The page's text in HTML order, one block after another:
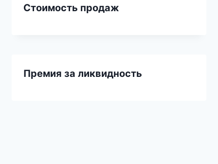
Стоимость продаж
Премия за ликвидность